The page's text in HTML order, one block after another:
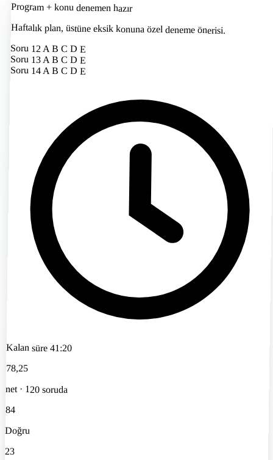
Program + konu denemen hazır
Haftalık plan, üstüne eksik konuna özel deneme önerisi.
Soru 12 A B C D E
Soru 13 A B C D E
Soru 14 A B C D E
Kalan süre41:20
78,25
net · 120 soruda
84
Doğru
23